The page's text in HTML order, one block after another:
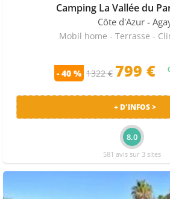
Camping La Vallée du
Côte d'Azur -
Mobil home - Terrasse -
- 40 % 1322 € 799 €
+ D'INFOS >
8.0
581 avis sur 3 sites